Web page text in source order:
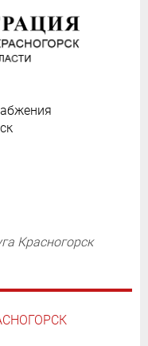
Красногорск